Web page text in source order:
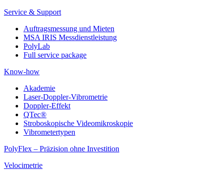
Service & Support
Auftragsmessung und Mieten
MSA IRIS Messdienstleistung
PolyLab
Full service package
Know-how
Akademie
Laser-Doppler-Vibrometrie
Doppler-Effekt
QTec®
Stroboskopische Videomikroskopie
Vibrometertypen
PolyFlex – Präzision ohne Investition
Velocimetrie